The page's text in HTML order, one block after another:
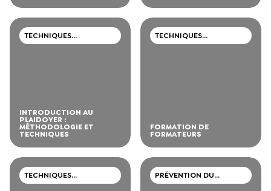
TECHNIQUES
PROFESSIONNELLES
INTRODUCTION AU
PLAIDOYER :
MÉTHODOLOGIE ET
TECHNIQUES
TECHNIQUES
PROFESSIONNELLES
FORMATION DE
FORMATEURS
TECHNIQUES
PROFESSIONNELLES
PRÉVENTION DU
VIH/SIDA, IST, HÉPATITE